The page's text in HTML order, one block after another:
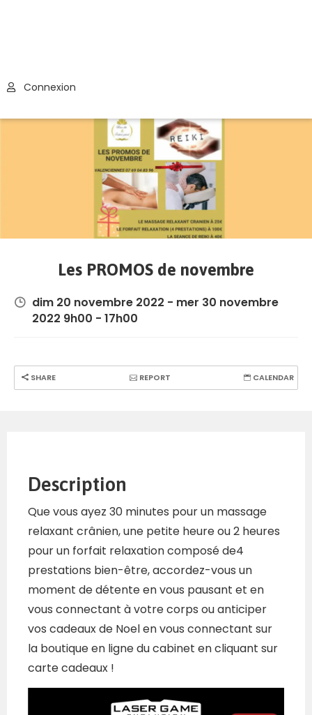
Connexion
Les PROMOS de novembre
dim 20 novembre 2022 - mer 30 novembre
2022 9h00 - 17h00
SHARE REPORT CALENDAR
Description
Que vous ayez 30 minutes pour un massage
relaxant crânien, une petite heure ou 2 heures
pour un forfait relaxation composé de4
prestations bien-être, accordez-vous un
moment de détente en vous pausant et en
vous connectant à votre corps ou anticiper
vos cadeaux de Noel en vous connectant sur
la boutique en ligne du cabinet en cliquant sur
carte cadeaux !